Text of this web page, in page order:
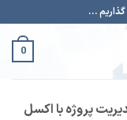
...
0
پروژه با اکسل